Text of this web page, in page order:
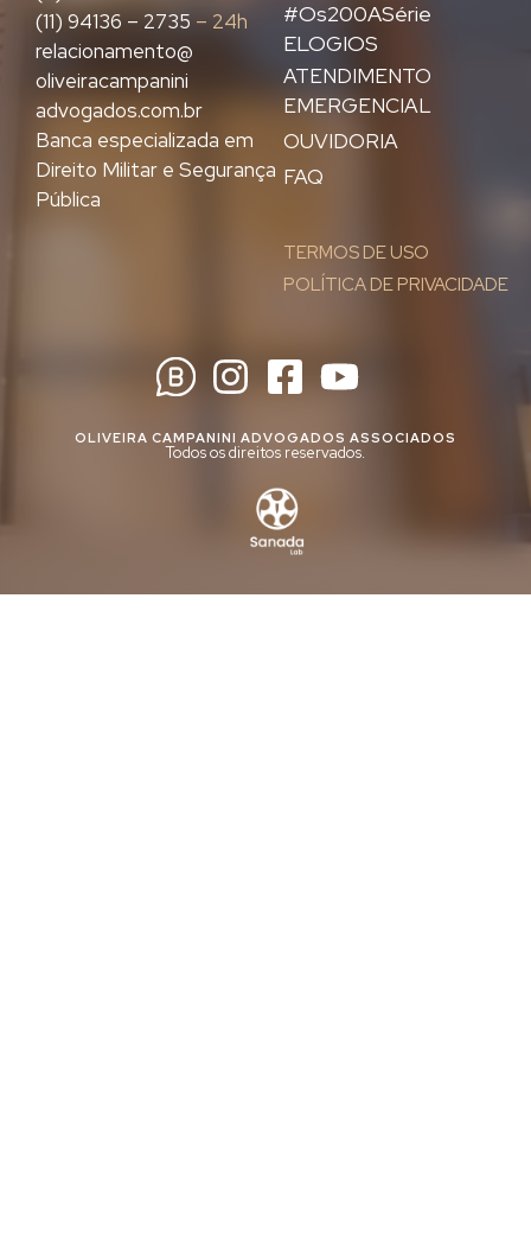
#Os200ASérie
ELOGIOS
ATENDIMENTO
EMERGENCIAL
OUVIDORIA
FAQ
TERMOS DE USO
POLÍTICA DE PRIVACIDADE
(11) 94136 – 2735 – 24h
relacionamento@
oliveiracampanini
advogados.com.br
Banca especializada em
Direito Militar e Segurança
Pública
OLIVEIRA CAMPANINI ADVOGADOS ASSOCIADOS
Todos os direitos reservados.